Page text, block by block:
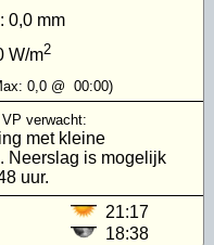
0,0 mm
W/m2
0,0 @ 00:00)
verwacht:
met kleine
Neerslag is mogelijk
uur.
21:17
18:38